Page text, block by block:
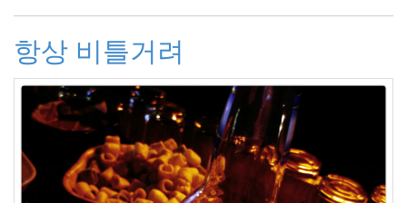
항상 비틀거려
년
월
3
2010
년
8
0
2010